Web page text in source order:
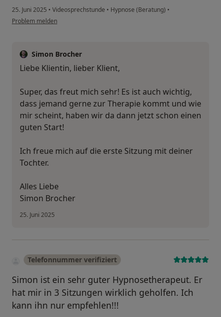
25. Juni 2025 • Videosprechstunde • Hypnose (Beratung) •
Problem melden
Simon Brocher
Liebe Klientin, lieber Klient,
Super, das freut mich sehr! Es ist auch wichtig,
dass jemand gerne zur Therapie kommt und wie
mir scheint, haben wir da dann jetzt schon einen
guten Start!
Ich freue mich auf die erste Sitzung mit deiner
Tochter.
Alles Liebe
Simon Brocher
25. Juni 2025
Telefonnummer verifiziert
Simon ist ein sehr guter Hypnosetherapeut. Er
hat mir in 3 Sitzungen wirklich geholfen. Ich
kann ihn nur empfehlen!!!